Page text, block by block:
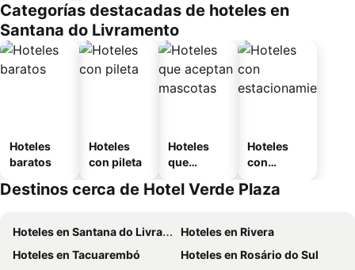
Categorías destacadas de hoteles en
Santana do Livramento
Hoteles
baratos
Hoteles
con pileta
Hoteles
que
mascotas
Hoteles
con
miento
Destinos cerca de Hotel Verde Plaza
Hoteles en Santana do Livramento
Hoteles en Rivera
Hoteles en Tacuarembó
Hoteles en Rosário do Sul